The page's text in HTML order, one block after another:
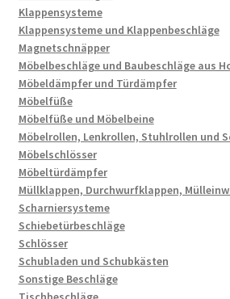
Klappensysteme
Klappensysteme und Klappenbeschläge
Magnetschnäpper
Möbelbeschläge und Baubeschläge aus
Möbeldämpfer und Türdämpfer
Möbelfüße
Möbelfüße und Möbelbeine
Möbelrollen, Lenkrollen, Stuhlrollen und
Möbelschlösser
Möbeltürdämpfer
Müllklappen, Durchwurfklappen,
Scharniersysteme
Schiebetürbeschläge
Schlösser
Schubladen und Schubkästen
Sonstige Beschläge